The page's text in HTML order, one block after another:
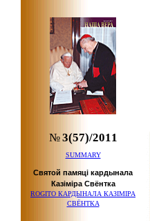
№3(57)/2011
SUMMARY
Святой памяці кардынала
Казіміра Свёнтка
ROGITO КАРДЫНАЛА КАЗІМІРА
СВЁНТКА